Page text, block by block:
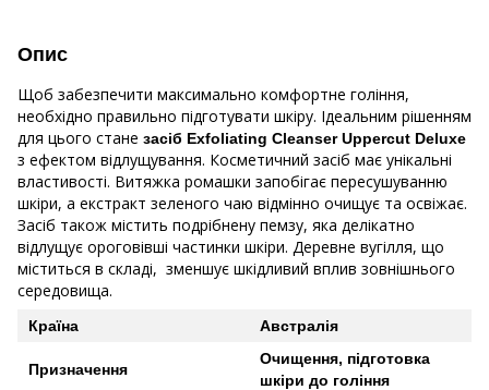
Опис
Щоб забезпечити максимально комфортне гоління,
необхідно правильно підготувати шкіру. Ідеальним рішенням
для цього стане засіб Exfoliating Cleanser Uppercut Deluxe
з ефектом відлущування. Косметичний засіб має унікальні
властивості. Витяжка ромашки запобігає пересушуванню
шкіри, а екстракт зеленого чаю відмінно очищує та освіжає.
Засіб також містить подрібнену пемзу, яка делікатно
відлущує ороговiвшi частинки шкіри. Деревне вугілля, що
міститься в складі, зменшує шкідливий вплив зовнішнього
середовища.
Країна Австралія
Призначення
Очищення, підготовка
шкіри до гоління